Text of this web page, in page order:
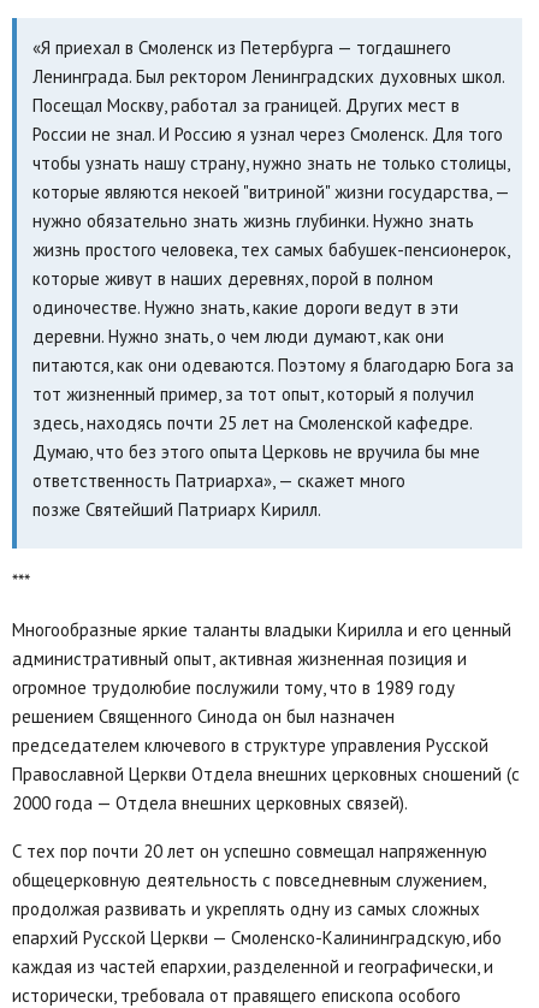
«Я приехал в Смоленск из Петербурга — тогдашнего
Ленинграда. Был ректором Ленинградских духовных школ.
Посещал Москву, работал за границей. Других мест в
России не знал. И Россию я узнал через Смоленск. Для того
чтобы узнать нашу страну, нужно знать не только столицы,
которые являются некоей "витриной" жизни государства, —
нужно обязательно знать жизнь глубинки. Нужно знать
жизнь простого человека, тех самых бабушек-пенсионерок,
которые живут в наших деревнях, порой в полном
одиночестве. Нужно знать, какие дороги ведут в эти
деревни. Нужно знать, о чем люди думают, как они
питаются, как они одеваются. Поэтому я благодарю Бога за
тот жизненный пример, за тот опыт, который я получил
здесь, находясь почти 25 лет на Смоленской кафедре.
Думаю, что без этого опыта Церковь не вручила бы мне
ответственность Патриарха», — скажет много
позже Святейший Патриарх Кирилл.
***
Многообразные яркие таланты владыки Кирилла и его ценный
административный опыт, активная жизненная позиция и
огромное трудолюбие послужили тому, что в 1989 году
решением Священного Синода он был назначен
председателем ключевого в структуре управления Русской
Православной Церкви Отдела внешних церковных сношений (с
2000 года — Отдела внешних церковных связей).
С тех пор почти 20 лет он успешно совмещал напряженную
общецерковную деятельность с повседневным служением,
продолжая развивать и укреплять одну из самых сложных
епархий Русской Церкви — Смоленско-Калининградскую, ибо
каждая из частей епархии, разделенной и географически, и
исторически, требовала от правящего епископа особого